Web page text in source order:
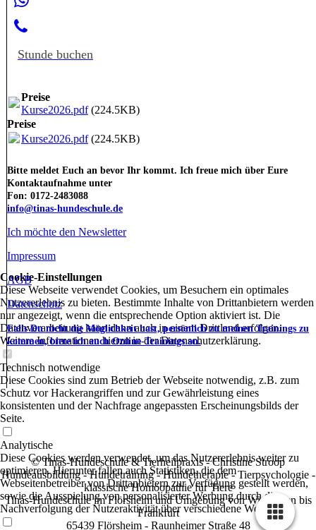
Stunde buchen
Preise
Kurse2026.pdf(224.5KB)
Preise
Kurse2026.pdf(224.5KB)
Bitte meldet Euch an bevor Ihr kommt. Ich freue mich über Eure
Kontaktaufnahme unter
Fon: 0172-2483088
info@tinas-hundeschule.de
Ich möchte den Newsletter
Impressum
AGB
Datenschutz
Falls Du nicht die Möglichkeit hast, persönlich zu meinen Trainings zu
kommen, biete ich auch Online-Trainings an.
© Tinas-Hundeschule & Tierheilpraxis - Christine Stroop
Hundeausbildung - Hundetraining - Hundetherapie - Tierpsychologie -
klassische Homöopathie für Tiere
Tinas-Hundeschule im Flörsheim und Umgebung von Wiesbaden bis
Frankfurt
65439 Flörsheim - Raunheimer Straße 48
Cookie-Einstellungen
Diese Webseite verwendet Cookies, um Besuchern ein optimales
Nutzererlebnis zu bieten. Bestimmte Inhalte von Drittanbietern werden
nur angezeigt, wenn die entsprechende Option aktiviert ist. Die
Datenverarbeitung kann dann auch in einem Drittland erfolgen.
Weitere Informationen hierzu in der Datenschutzerklärung.
Technisch notwendige
Diese Cookies sind zum Betrieb der Webseite notwendig, z.B. zum
Schutz vor Hackerangriffen und zur Gewährleistung eines
konsistenten und der Nachfrage angepassten Erscheinungsbilds der
Seite.
Analytische
Diese Cookies werden verwendet, um das Nutzererlebnis weiter zu
optimieren. Hierunter fallen auch Statistiken, die dem
Webseitenbetreiber von Drittanbietern zur Verfügung gestellt werden,
sowie die Ausspielung von personalisierter Werbung durch die
Nachverfolgung der Nutzeraktivität über verschiedene Webseiten.